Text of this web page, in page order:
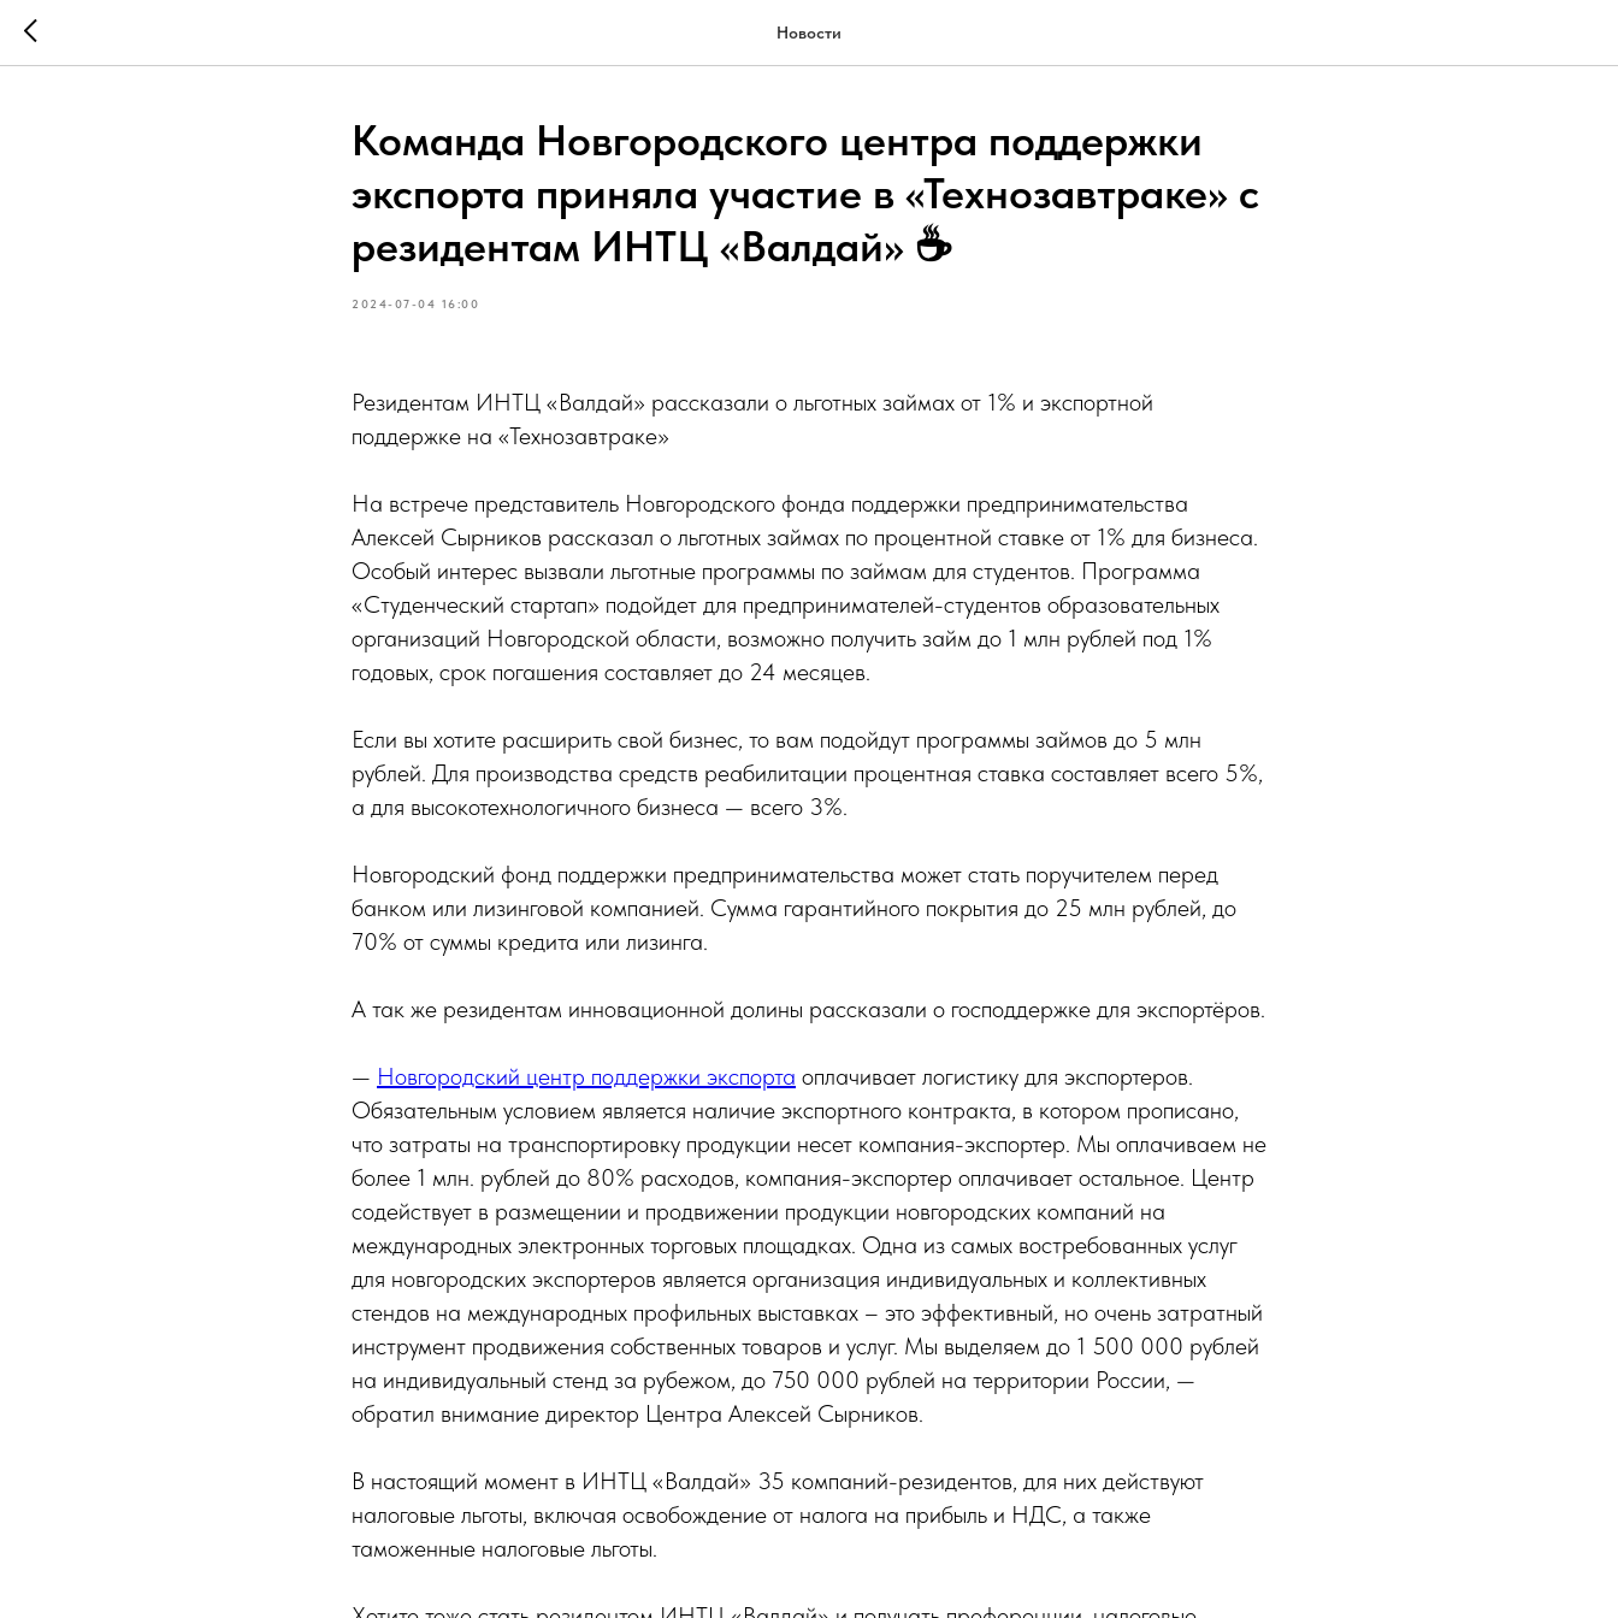
Новости
Команда Новгородского центра поддержки
экспорта приняла участие в «Технозавтраке» с
резидентам ИНТЦ «Валдай» ☕
2024-07-04 16:00
Резидентам ИНТЦ «Валдай» рассказали о льготных займах от 1% и экспортной
поддержке на «Технозавтраке»
На встрече представитель Новгородского фонда поддержки предпринимательства
Алексей Сырников рассказал о льготных займах по процентной ставке от 1% для бизнеса.
Особый интерес вызвали льготные программы по займам для студентов. Программа
«Студенческий стартап» подойдет для предпринимателей-студентов образовательных
организаций Новгородской области, возможно получить займ до 1 млн рублей под 1%
годовых, срок погашения составляет до 24 месяцев.
Если вы хотите расширить свой бизнес, то вам подойдут программы займов до 5 млн
рублей. Для производства средств реабилитации процентная ставка составляет всего 5%,
а для высокотехнологичного бизнеса — всего 3%.
Новгородский фонд поддержки предпринимательства может стать поручителем перед
банком или лизинговой компанией. Сумма гарантийного покрытия до 25 млн рублей, до
70% от суммы кредита или лизинга.
А так же резидентам инновационной долины рассказали о господдержке для экспортёров.
— Новгородский центр поддержки экспорта оплачивает логистику для экспортеров.
Обязательным условием является наличие экспортного контракта, в котором прописано,
что затраты на транспортировку продукции несет компания-экспортер. Мы оплачиваем не
более 1 млн. рублей до 80% расходов, компания-экспортер оплачивает остальное. Центр
содействует в размещении и продвижении продукции новгородских компаний на
международных электронных торговых площадках. Одна из самых востребованных услуг
для новгородских экспортеров является организация индивидуальных и коллективных
стендов на международных профильных выставках – это эффективный, но очень затратный
инструмент продвижения собственных товаров и услуг. Мы выделяем до 1 500 000 рублей
на индивидуальный стенд за рубежом, до 750 000 рублей на территории России, —
обратил внимание директор Центра Алексей Сырников.
В настоящий момент в ИНТЦ «Валдай» 35 компаний-резидентов, для них действуют
налоговые льготы, включая освобождение от налога на прибыль и НДС, а также
таможенные налоговые льготы.